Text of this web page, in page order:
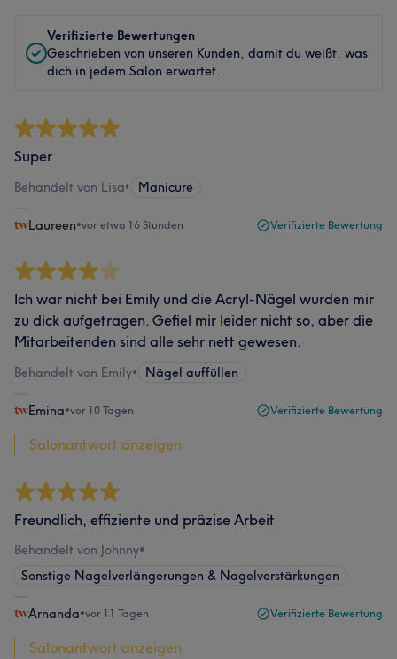
Verifizierte Bewertungen
Geschrieben von unseren Kunden, damit du weißt, was
dich in jedem Salon erwartet.
Super
Behandelt von Lisa• Manicure
Laureen•vor etwa 16 Stunden Verifizierte Bewertung
Ich war nicht bei Emily und die Acryl-Nägel wurden mir
zu dick aufgetragen. Gefiel mir leider nicht so, aber die
Mitarbeitenden sind alle sehr nett gewesen.
Behandelt von Emily• Nägel auffüllen
Emina•vor 10 Tagen Verifizierte Bewertung
Salonantwort anzeigen
Freundlich, effiziente und präzise Arbeit
Behandelt von Johnny•
Sonstige Nagelverlängerungen & Nagelverstärkungen
Arnanda•vor 11 Tagen Verifizierte Bewertung
Salonantwort anzeigen